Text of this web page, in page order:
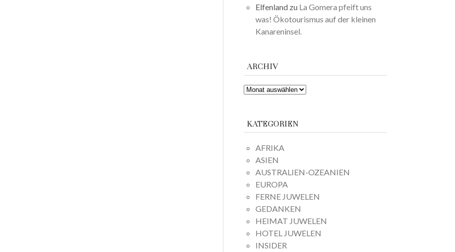
Elfenland zu La Gomera pfeift uns
was! Ökotourismus auf der kleinen
Kanareninsel.
ARCHIV
ARCHIV
KATEGORIEN
AFRIKA
ASIEN
AUSTRALIEN-OZEANIEN
EUROPA
FERNE JUWELEN
GEDANKEN
HEIMAT JUWELEN
HOTEL JUWELEN
INSIDER